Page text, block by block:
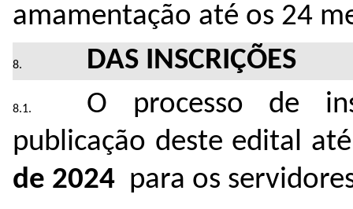
amamentação até os 24
DAS INSCRIÇÕES
O processo de
publicação deste edital
de 2024 para os